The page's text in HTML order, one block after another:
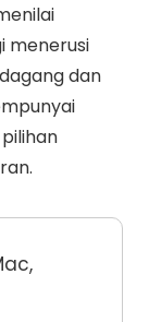
menerusi
dan